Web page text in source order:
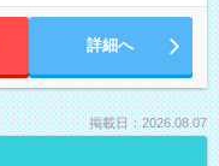
詳細へ
掲載日：2026.08.07